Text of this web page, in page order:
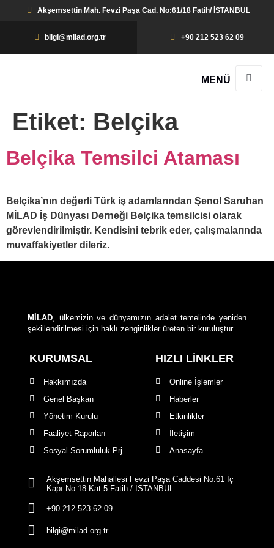
Akşemsettin Mah. Fevzi Paşa Cad. No:61/18 Fatih/ İSTANBUL
bilgi@milad.org.tr +90 212 523 62 09
MENÜ
Etiket: Belçika
Belçika Temsilci Ataması
Belçika’nın değerli Türk iş adamlarından Şenol Saruhan
MİLAD İş Dünyası Derneği Belçika temsilcisi olarak
görevlendirilmiştir. Kendisini tebrik eder, çalışmalarında
muvaffakiyetler dileriz.
MİLAD, ülkemizin ve dünyamızın adalet temelinde yeniden
şekillendirilmesi için haklı zenginlikler üreten bir kuruluştur…
KURUMSAL
Hakkımızda
Genel Başkan
Yönetim Kurulu
Faaliyet Raporları
Sosyal Sorumluluk Prj.
HIZLI LİNKLER
Online İşlemler
Haberler
Etkinlikler
İletişim
Anasayfa
Akşemsettin Mahallesi Fevzi Paşa Caddesi No:61 İç
Kapı No:18 Kat:5 Fatih / İSTANBUL
+90 212 523 62 09
bilgi@milad.org.tr